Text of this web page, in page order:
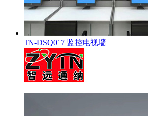
TN-DSQ017 监控电视墙